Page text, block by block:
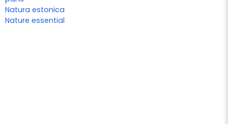
Natura estonica
Nature essential